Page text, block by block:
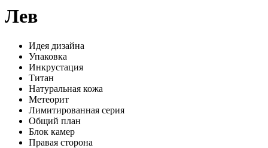
Лев
Идея дизайна
Упаковка
Инкрустация
Титан
Натуральная кожа
Метеорит
Лимитированная серия
Общий план
Блок камер
Правая сторона